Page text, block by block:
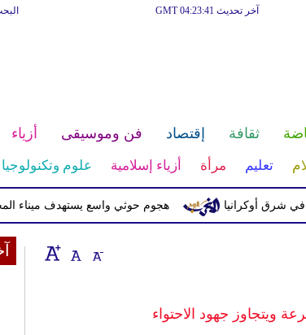
آخر تحديث GMT 04:23:41
ثقافة إقتصاد فن وموسيقى أزياء
تعليم مرأة أزياء إسلامية علوم وتكنولوجيا
هجوم حوثي واسع يستهدف ميناء المخا
ويتجاوز جهود الاحتواء